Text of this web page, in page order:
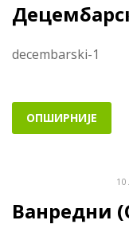
decembarski-1
ОПШИРНИЈЕ
Ванредни